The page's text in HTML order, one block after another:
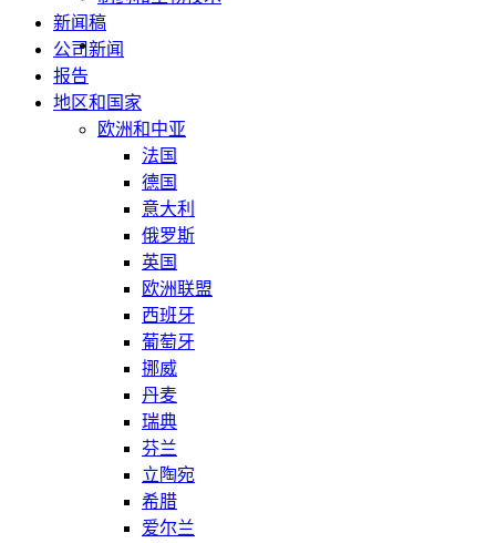
新闻稿
公司新闻
报告
地区和国家
欧洲和中亚
法国
德国
意大利
俄罗斯
英国
欧洲联盟
西班牙
葡萄牙
挪威
丹麦
瑞典
芬兰
立陶宛
希腊
爱尔兰